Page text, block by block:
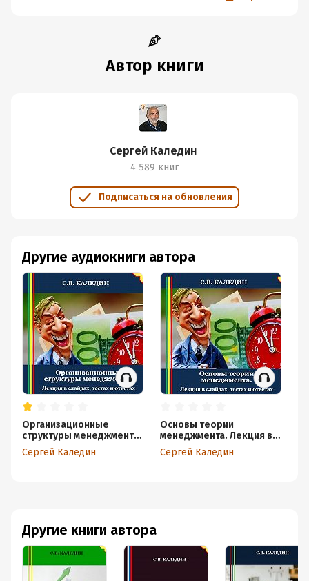
Автор книги
Сергей Каледин
4 589 книг
Подписаться на обновления
Другие книги автора
Другие аудиокниги автора
Организационные
структуры менеджмента.
Лекция в слайдах, тестах
и ответах
Сергей Каледин
Основы теории
менеджмента. Лекция в
слайдах, тестах и ответах
Сергей Каледин